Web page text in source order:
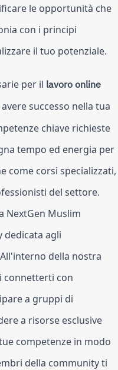
le opportunità che
con i principi
il tuo potenziale.
per il lavoro online
successo nella tua
chiave richieste
tempo ed energia per
come corsi specializzati,
del settore.
NextGen Muslim
dedicata agli
della nostra
connetterti con
a gruppi di
a risorse esclusive
competenze in modo
della community ti